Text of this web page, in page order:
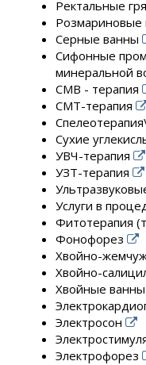
Ректальные
Розмариновые
Серные ванны
Сифонные
минеральной
СМВ - терапия
СМТ-терапия
Сухие
УВЧ-терапия
УЗТ-терапия
Услуги в
Фитотерапия
Фонофорез
Хвойно-
Хвойно-
Хвойные ванны
Электросон
Электрофорез